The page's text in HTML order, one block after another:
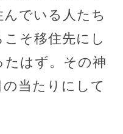
でいる人たち
そ移住先にし
たはず。その神
当たりにして